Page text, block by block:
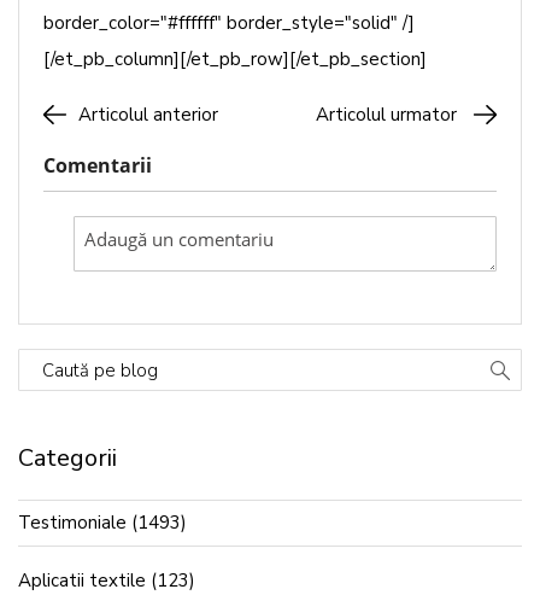
border_color="#ffffff" border_style="solid" /]
[/et_pb_column][/et_pb_row][/et_pb_section]
Articolul anterior Articolul urmator
Comentarii
Caută pe blog
Categorii
Testimoniale (1493)
Aplicatii textile (123)